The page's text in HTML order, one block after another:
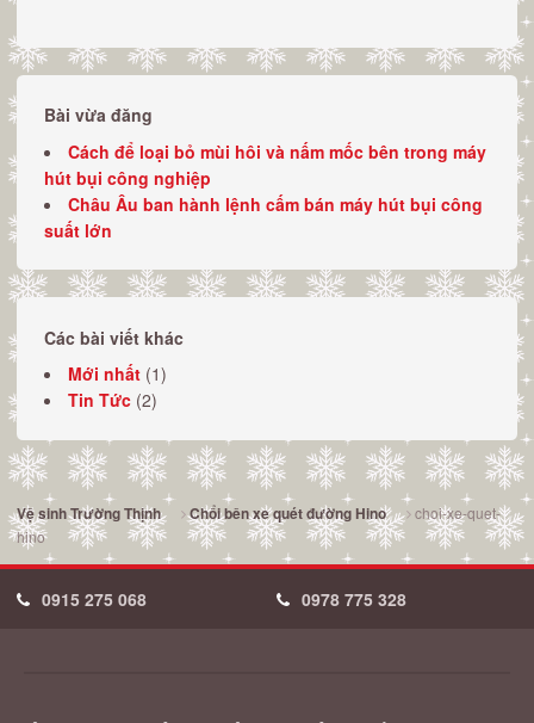
Bài vừa đăng
Cách để loại bỏ mùi hôi và nấm mốc bên trong máy
hút bụi công nghiệp
Châu Âu ban hành lệnh cấm bán máy hút bụi công
suất lớn
Các bài viết khác
Mới nhất(1)
Tin Tức(2)
Vệ sinh Trường Thịnh Chổi bên xe quét đường Hino
choi-xe-quet-
hino
0915 275 068 0978 775 328